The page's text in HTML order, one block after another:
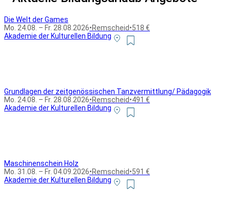
Die Welt der Games
Mo. 24.08. – Fr. 28.08.2026•Remscheid•518 €
Akademie der Kulturellen Bildung
Grundlagen der zeitgenössischen Tanzvermittlung/ Pädagogik
Mo. 24.08. – Fr. 28.08.2026•Remscheid•491 €
Akademie der Kulturellen Bildung
Maschinenschein Holz
Mo. 31.08. – Fr. 04.09.2026•Remscheid•591 €
Akademie der Kulturellen Bildung